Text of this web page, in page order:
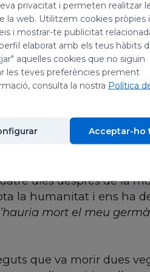
de l’amistat, la
i la vida. Per això
i la seva amorosa
reconeguda per
amb el desig d’acollir
amb la vida
de faltar en un cristià,
dies després de la
la humanitat i ens ha
mort el meu
que va morir dues
privacitat i permeten realitzar
la web. Utilitzem cookies pròpies
i mostrar-te publicitat
elaborat amb els teus hàbits
aquelles cookies que no siguin
les teves preferències prement
consulta la nostra Política
Acceptar-ho